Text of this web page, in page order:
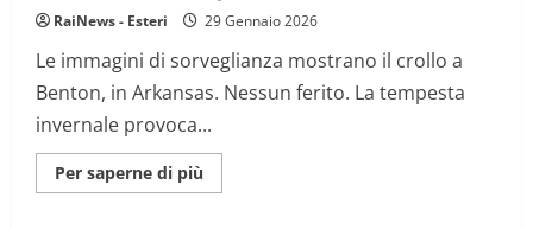
migliaia
di
voli:
750
incidenti
stradali
RaiNews - Esteri 29 Gennaio 2026
Le immagini di sorveglianza mostrano il crollo a
Benton, in Arkansas. Nessun ferito. La tempesta
invernale provoca...
Per saperne di più
informazioni